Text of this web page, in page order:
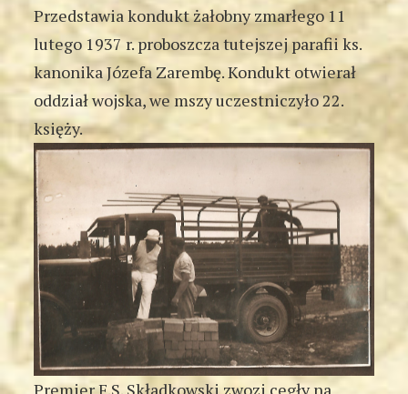
Przedstawia kondukt żałobny zmarłego 11
lutego 1937 r. proboszcza tutejszej parafii ks.
kanonika Józefa Zarembę. Kondukt otwierał
oddział wojska, we mszy uczestniczyło 22.
księży.
Premier F.S. Składkowski zwozi cegły na